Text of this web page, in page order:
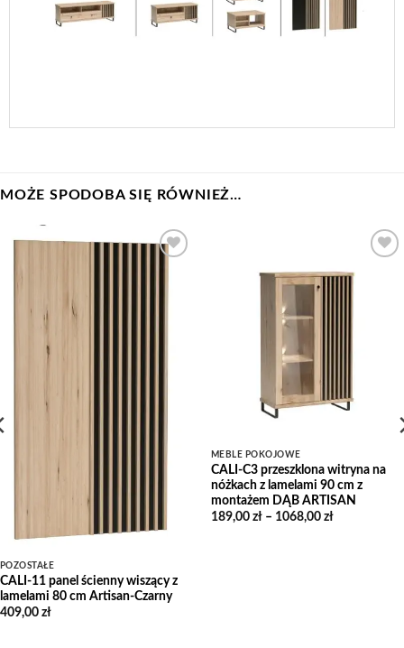
MOŻE SPODOBA SIĘ RÓWNIEŻ…
POZOSTAŁE
CALI-11 panel ścienny wiszący z
lamelami 80 cm Artisan-Czarny
409,00 zł
MEBLE POKOJOWE
CALI-C3 przeszklona witryna na
nóżkach z lamelami 90 cm z
montażem DĄB ARTISAN
189,00 zł – 1068,00 złZakres